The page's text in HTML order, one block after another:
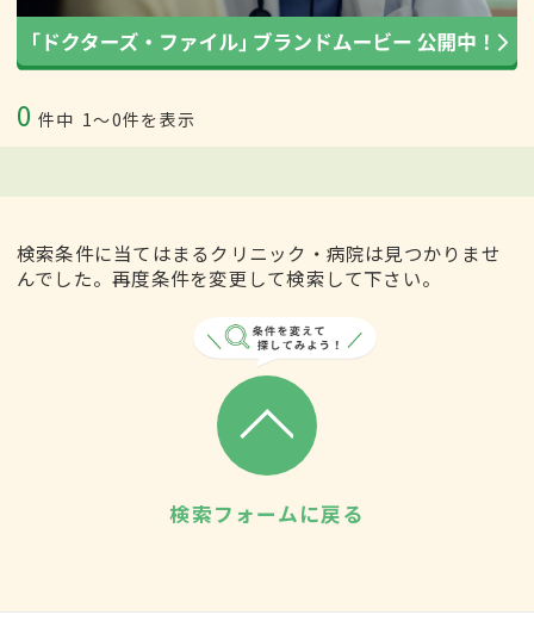
0 件中 1〜0件を表示
検索条件に当てはまるクリニック・病院は見つかりませ
んでした。再度条件を変更して検索して下さい。
検索フォームに戻る